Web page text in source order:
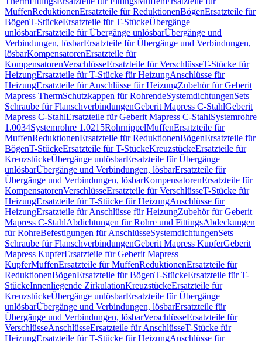
MuffenReduktionenErsatzteile für ReduktionenBögenErsatzteile für
BögenT-StückeErsatzteile für T-StückeÜbergänge
unlösbarErsatzteile für Übergänge unlösbarÜbergänge und
Verbindungen, lösbarErsatzteile für Übergänge und Verbindungen,
lösbarKompensatorenErsatzteile für
KompensatorenVerschlüsseErsatzteile für VerschlüsseT-Stücke für
HeizungErsatzteile für T-Stücke für HeizungAnschlüsse für
HeizungErsatzteile für Anschlüsse für HeizungZubehör für Geberit
Mapress ThermSchutzkappen für RohrendeSystemdichtungenSets
Schraube für FlanschverbindungenGeberit Mapress C-StahlGeberit
Mapress C-StahlErsatzteile für Geberit Mapress C-StahlSystemrohre
1.0034Systemrohre 1.0215RohrnippelMuffenErsatzteile für
MuffenReduktionenErsatzteile für ReduktionenBögenErsatzteile für
BögenT-StückeErsatzteile für T-StückeKreuzstückeErsatzteile für
KreuzstückeÜbergänge unlösbarErsatzteile für Übergänge
unlösbarÜbergänge und Verbindungen, lösbarErsatzteile für
Übergänge und Verbindungen, lösbarKompensatorenErsatzteile für
KompensatorenVerschlüsseErsatzteile für VerschlüsseT-Stücke für
HeizungErsatzteile für T-Stücke für HeizungAnschlüsse für
HeizungErsatzteile für Anschlüsse für HeizungZubehör für Geberit
Mapress C-StahlAbdichtungen für Rohre und FittingsAbdeckungen
für RohreBefestigungen für AnschlüsseSystemdichtungenSets
Schraube für FlanschverbindungenGeberit Mapress KupferGeberit
Mapress KupferErsatzteile für Geberit Mapress
KupferMuffenErsatzteile für MuffenReduktionenErsatzteile für
ReduktionenBögenErsatzteile für BögenT-StückeErsatzteile für T-
StückeInnenliegende ZirkulationKreuzstückeErsatzteile für
KreuzstückeÜbergänge unlösbarErsatzteile für Übergänge
unlösbarÜbergänge und Verbindungen, lösbarErsatzteile für
Übergänge und Verbindungen, lösbarVerschlüsseErsatzteile für
VerschlüsseAnschlüsseErsatzteile für AnschlüsseT-Stücke für
HeizungErsatzteile für T-Stücke für HeizungAnschlüsse für